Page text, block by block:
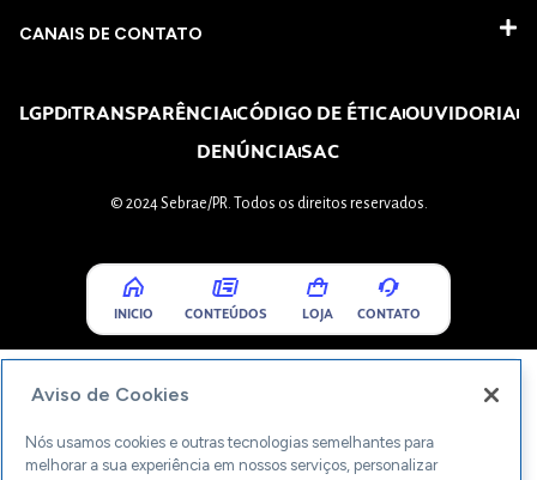
CANAIS DE CONTATO
LGPDTRANSPARÊNCIACÓDIGO DE ÉTICAOUVIDORIA
DENÚNCIASAC
© 2024 Sebrae/PR. Todos os direitos reservados.
INICIO CONTEÚDOS LOJA CONTATO
Aviso de Cookies
Nós usamos cookies e outras tecnologias semelhantes para
melhorar a sua experiência em nossos serviços, personalizar